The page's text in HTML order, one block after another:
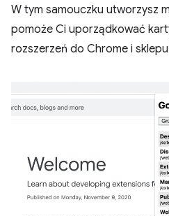
W tym samouczku utworzysz
pomoże Ci uporządkować
rozszerzeń do Chrome i